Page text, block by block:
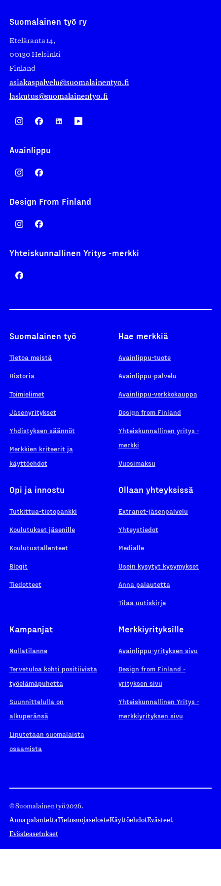
Suomalainen työ ry
Eteläranta 14,
00130 Helsinki
Finland
asiakaspalvelu@suomalainentyo.fi
laskutus@suomalainentyo.fi
Avainlippu
Design From Finland
Yhteiskunnallinen Yritys -merkki
Suomalainen työ
Tietoa meistä
Historia
Toimielimet
Jäsenyritykset
Yhdistyksen säännöt
Merkkien kriteerit ja
käyttöehdot
Hae merkkiä
Avainlippu-tuote
Avainlippu-palvelu
Avainlippu-verkkokauppa
Design from Finland
Yhteiskunnallinen yritys -
merkki
Vuosimaksu
Opi ja innostu
Tutkittua-tietopankki
Koulutukset jäsenille
Koulutustallenteet
Blogit
Tiedotteet
Ollaan yhteyksissä
Extranet-jäsenpalvelu
Yhteystiedot
Medialle
Usein kysytyt kysymykset
Anna palautetta
Tilaa uutiskirje
Kampanjat
Nollatilanne
Tervetuloa kohti positiivista
työelämäpuhetta
Suunnittelulla on
alkuperänsä
Liputetaan suomalaista
osaamista
Merkkiyrityksille
Avainlippu-yrityksen sivu
Design from Finland -
yrityksen sivu
Yhteiskunnallinen Yritys -
merkkiyrityksen sivu
© Suomalainen työ 2026.
Anna palautettaTietosuojaselosteKäyttöehdotEvästeet
Evästeasetukset